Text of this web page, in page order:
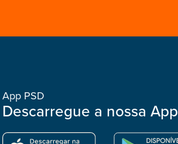
App PSD
Descarregue a nossa App